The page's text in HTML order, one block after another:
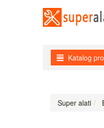
Katalog
Super alati